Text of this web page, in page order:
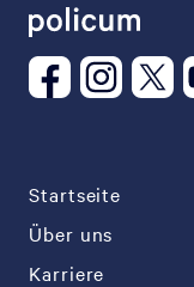
Startseite
Über uns
Karriere